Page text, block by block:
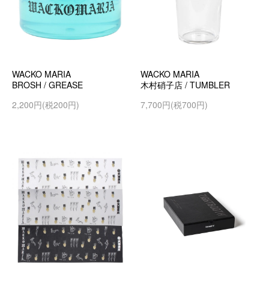
WACKO MARIA
BROSH / GREASE
2,200円(税200円)
WACKO MARIA
木村硝子店 / TUMBLER
7,700円(税700円)